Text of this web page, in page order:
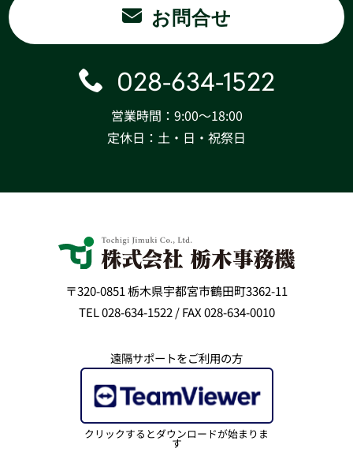
お問合せ
028-634-1522
営業時間：9:00〜18:00
定休日：土・日・祝祭日
〒320-0851 栃木県宇都宮市鶴田町3362-11
TEL 028-634-1522 / FAX 028-634-0010
遠隔サポートをご利用の方
クリックするとダウンロードが始まりま
す